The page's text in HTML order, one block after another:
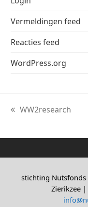
Vermeldingen feed
Reacties feed
WordPress.org
previous
WW2research
stichting Nutsfonds
Zierikzee |